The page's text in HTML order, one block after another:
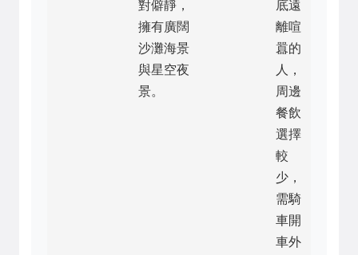
對僻靜，
擁有廣闊
沙灘海景
與星空夜
景。
底遠
離喧
囂的
人，
周邊
餐飲
選擇
較
少，
需騎
車開
車外